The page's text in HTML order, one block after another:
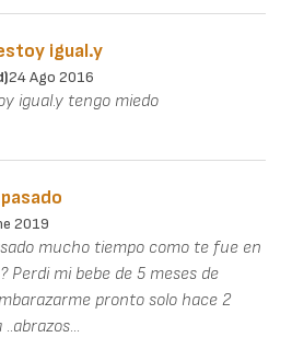
igual.y
24 Ago 2016
igual.y tengo miedo
2019
mucho tiempo como te fue en
Perdi mi bebe de 5 meses de
pronto solo hace 2